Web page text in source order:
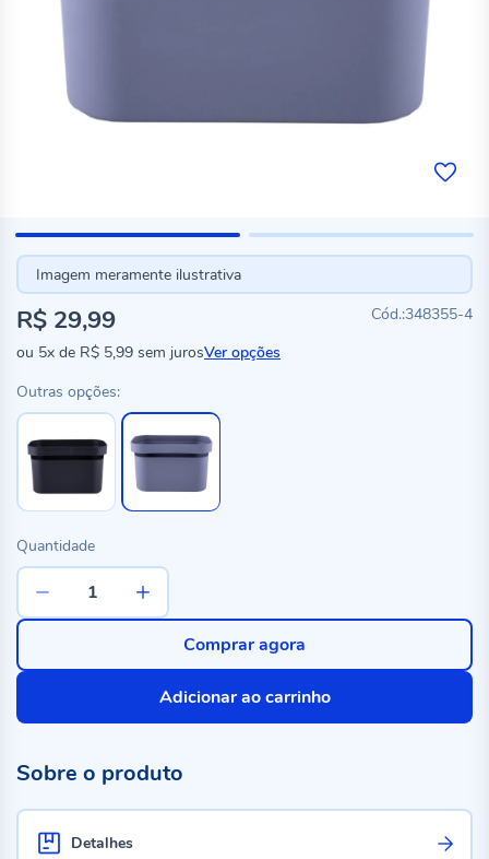
Imagem meramente ilustrativa
348355-4
R$ 29,99
ou 5x de R$ 5,99 sem jurosVer opções
Outras opções:
Quantidade
Adicionar ao carrinho
Comprar agora
Sobre o produto
Detalhes